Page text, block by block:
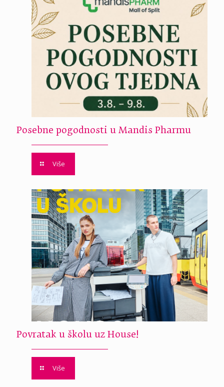
Posebne pogodnosti u Mandis Pharmu
Više
Povratak u školu uz House!
Više